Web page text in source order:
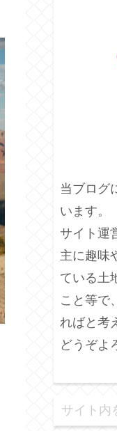
当ブログ
います。
サイト運
主に趣味
ている土
こと等で
ればと考
どうぞよ